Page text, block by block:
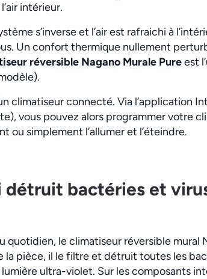
intérieur.
s’inverse et l’air est rafraichi à
Un confort thermique nullement
réversible Nagano Murale Pureest
climatiseur connecté. Via l’application
vous pouvez alors programmer votre
ou simplement l’allumer et l’éteindre.
détruit bactéries et
quotidien, le climatiseur réversible mural
la pièce, il le filtre et détruit toutes les
lumière ultra-violet. Sur les composants